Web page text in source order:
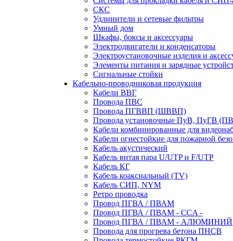
СКС
Удлинители и сетевые фильтры
Умный дом
Шкафы, боксы и аксессуары
Электродвигатели и конденсаторы
Электроустановочные изделия и
Элементы питания и зарядные
Сигнальные стойки
Кабельно-проводниковая продукция
Кабели ВВГ
Провода ПВС
Провода ПГВВП (ШВВП)
Провода установочные ПуВ, ПуГВ
Кабели комбинированные для
Кабели огнестойкие для пожарной
Кабель акустический
Кабель витая пара U/UTP и F/UTP
Кабель КГ
Кабель коаксиальный (TV)
Кабель СИП, NYM
Ретро проводка
Провод ПГВА / ПВАМ
Провод ПГВА / ПВАМ - CCA -
Провод ПГВА / ПВАМ - АЛЮМИНИЙ
Провода для прогрева бетона ПНСВ